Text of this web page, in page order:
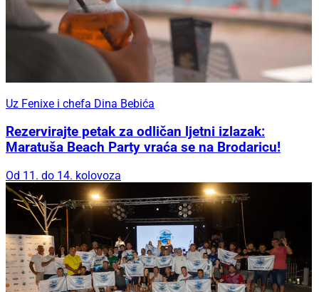
Uz Fenixe i chefa Dina Bebića
Rezervirajte petak za odličan ljetni izlazak:
Maratuša Beach Party vraća se na Brodaricu!
Od 11. do 14. kolovoza